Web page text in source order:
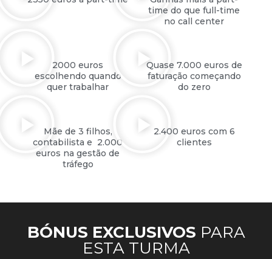
time do que full-time
no call center
2000 euros
escolhendo quando
quer trabalhar
Quase 7.000 euros de
faturação começando
do zero
Mãe de 3 filhos,
contabilista e 2.000
euros na gestão de
tráfego
2.400 euros com 6
clientes
BÓNUS EXCLUSIVOS PARA
ESTA TURMA